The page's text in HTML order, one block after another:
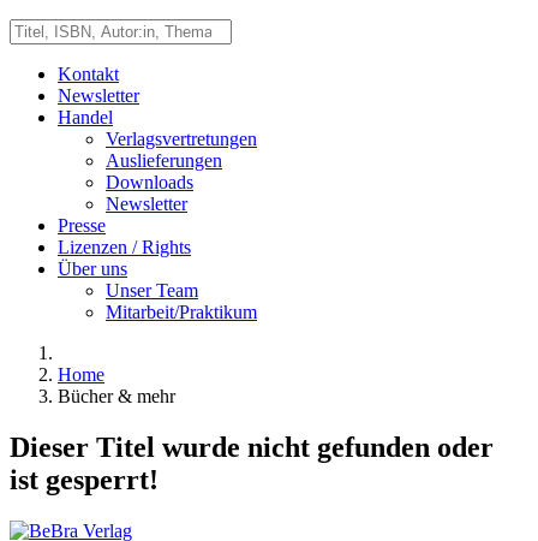
Kontakt
Newsletter
Handel
Verlagsvertretungen
Auslieferungen
Downloads
Newsletter
Presse
Lizenzen / Rights
Über uns
Unser Team
Mitarbeit/Praktikum
Home
Bücher & mehr
Dieser Titel wurde nicht gefunden oder
ist gesperrt!